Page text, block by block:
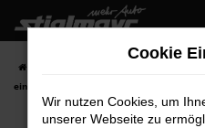
Zum
Hauptinhalt
springen
einfach bei Ihrem VW Händler
Cookie
Wir nutzen Cookies, um
unserer Webseite zu